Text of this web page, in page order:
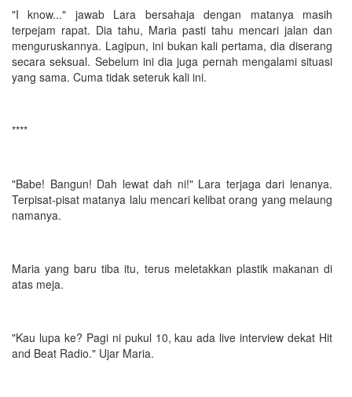
"I know..." jawab Lara bersahaja dengan matanya masih
terpejam rapat. Dia tahu, Maria pasti tahu mencari jalan dan
menguruskannya. Lagipun, ini bukan kali pertama, dia diserang
secara seksual. Sebelum ini dia juga pernah mengalami situasi
yang sama. Cuma tidak seteruk kali ini.
****
"Babe! Bangun! Dah lewat dah ni!" Lara terjaga dari lenanya.
Terpisat-pisat matanya lalu mencari kelibat orang yang melaung
namanya.
Maria yang baru tiba itu, terus meletakkan plastik makanan di
atas meja.
"Kau lupa ke? Pagi ni pukul 10, kau ada live interview dekat Hit
and Beat Radio." Ujar Maria.